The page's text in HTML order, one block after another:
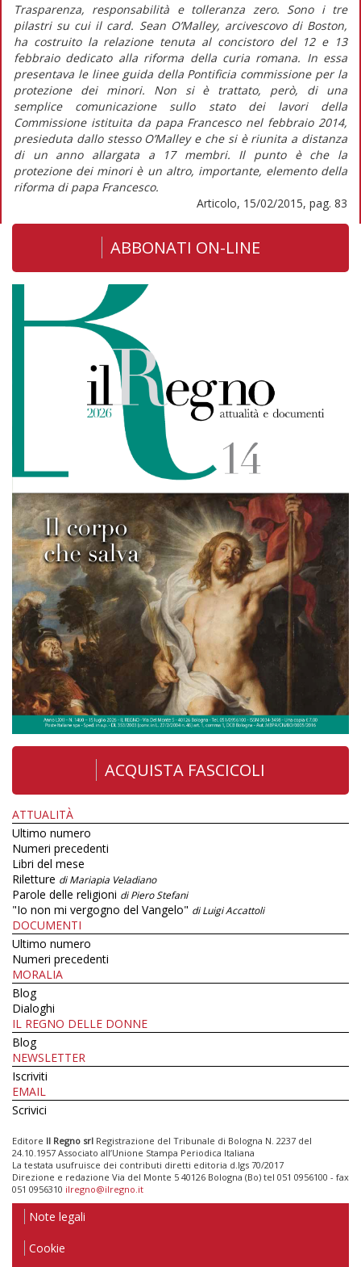
Trasparenza, responsabilità e tolleranza zero. Sono i tre
pilastri su cui il card. Sean O’Malley, arcivescovo di Boston,
ha costruito la relazione tenuta al concistoro del 12 e 13
febbraio dedicato alla riforma della curia romana. In essa
presentava le linee guida della Pontificia commissione per la
protezione dei minori. Non si è trattato, però, di una
semplice comunicazione sullo stato dei lavori della
Commissione istituita da papa Francesco nel febbraio 2014,
presieduta dallo stesso O’Malley e che si è riunita a distanza
di un anno allargata a 17 membri. Il punto è che la
protezione dei minori è un altro, importante, elemento della
riforma di papa Francesco.
Articolo, 15/02/2015, pag. 83
ABBONATI ON-LINE
ACQUISTA FASCICOLI
ATTUALITÀ
Ultimo numero
Numeri precedenti
Libri del mese
Riletture di Mariapia Veladiano
Parole delle religioni di Piero Stefani
"Io non mi vergogno del Vangelo" di Luigi Accattoli
DOCUMENTI
Ultimo numero
Numeri precedenti
MORALIA
Blog
Dialoghi
IL REGNO DELLE DONNE
Blog
NEWSLETTER
Iscriviti
EMAIL
Scrivici
Editore Il Regno srl Registrazione del Tribunale di Bologna N. 2237 del
24.10.1957 Associato all’Unione Stampa Periodica Italiana
La testata usufruisce dei contributi diretti editoria d.lgs 70/2017
Direzione e redazione Via del Monte 5 40126 Bologna (Bo) tel 051 0956100 - fax
051 0956310 ilregno@ilregno.it
Note legali
Cookie